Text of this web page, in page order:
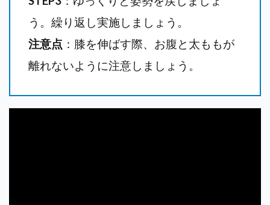
う。繰り返し実施しましょう。
注意点 ：膝を伸ばす際、お腹と太ももが
離れないように注意しましょう。